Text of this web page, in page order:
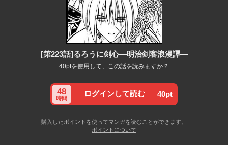
[第223話]るろうに剣心—明治剣客浪漫譚—
40ptを使用して、この話を読みますか？
48
時間
ログインして読む 40pt
購入したポイントを使ってマンガを読むことができます。
ポイントについて